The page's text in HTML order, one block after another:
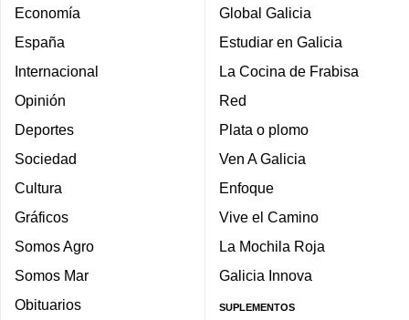
Economía
España
Internacional
Opinión
Deportes
Sociedad
Cultura
Gráficos
Somos Agro
Somos Mar
Obituarios
Global Galicia
Estudiar en Galicia
La Cocina de Frabisa
Red
Plata o plomo
Ven A Galicia
Enfoque
Vive el Camino
La Mochila Roja
Galicia Innova
SUPLEMENTOS